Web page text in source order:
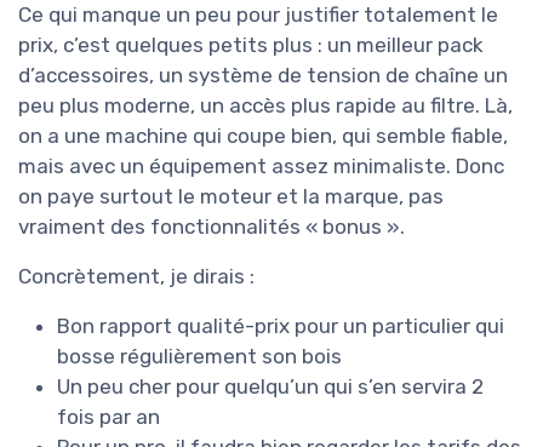
Ce qui manque un peu pour justifier totalement le
prix, c’est quelques petits plus : un meilleur pack
d’accessoires, un système de tension de chaîne un
peu plus moderne, un accès plus rapide au filtre. Là,
on a une machine qui coupe bien, qui semble fiable,
mais avec un équipement assez minimaliste. Donc
on paye surtout le moteur et la marque, pas
vraiment des fonctionnalités « bonus ».
Concrètement, je dirais :
Bon rapport qualité-prix pour un particulier qui
bosse régulièrement son bois
Un peu cher pour quelqu’un qui s’en servira 2
fois par an